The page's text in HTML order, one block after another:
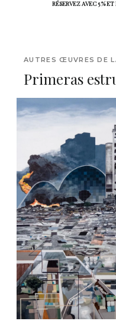
RÉSERVEZ AVEC 5 %
AUTRES ŒUVRES DE
Primeras